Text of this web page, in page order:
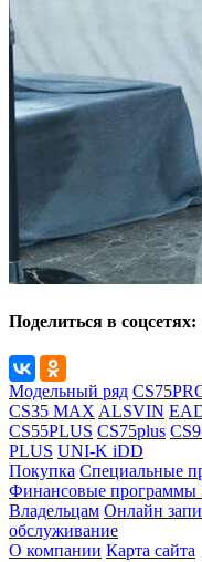
Поделиться в соцсетях:
Модельный ряд
CS35 MAX ALSVIN
CS55PLUS CS75plus
PLUS UNI-K iDD
Покупка Специальные
Финансовые программы
Владельцам Онлайн
обслуживание
О компании Карта сайта